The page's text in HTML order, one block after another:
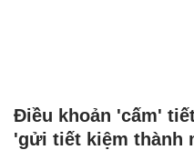
Điều khoản 'cấm'
'gửi tiết kiệm thành